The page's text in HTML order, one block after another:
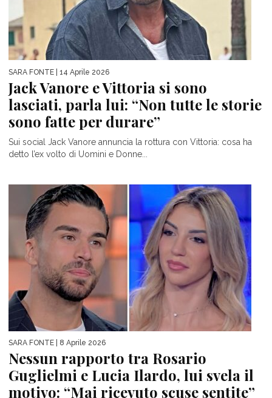
SARA FONTE | 14 Aprile 2026
Jack Vanore e Vittoria si sono
lasciati, parla lui: “Non tutte le storie
sono fatte per durare”
Sui social Jack Vanore annuncia la rottura con Vittoria: cosa ha
detto l’ex volto di Uomini e Donne...
SARA FONTE | 8 Aprile 2026
Nessun rapporto tra Rosario
Guglielmi e Lucia Ilardo, lui svela il
motivo: “Mai ricevuto scuse sentite”